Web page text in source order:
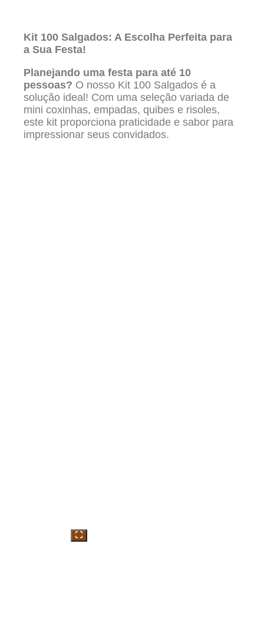
Kit 100 Salgados: A Escolha Perfeita para
a Sua Festa!
Planejando uma festa para até 10
pessoas? O nosso Kit 100 Salgados é a
solução ideal! Com uma seleção variada de
mini coxinhas, empadas, quibes e risoles,
este kit proporciona praticidade e sabor para
impressionar seus convidados.